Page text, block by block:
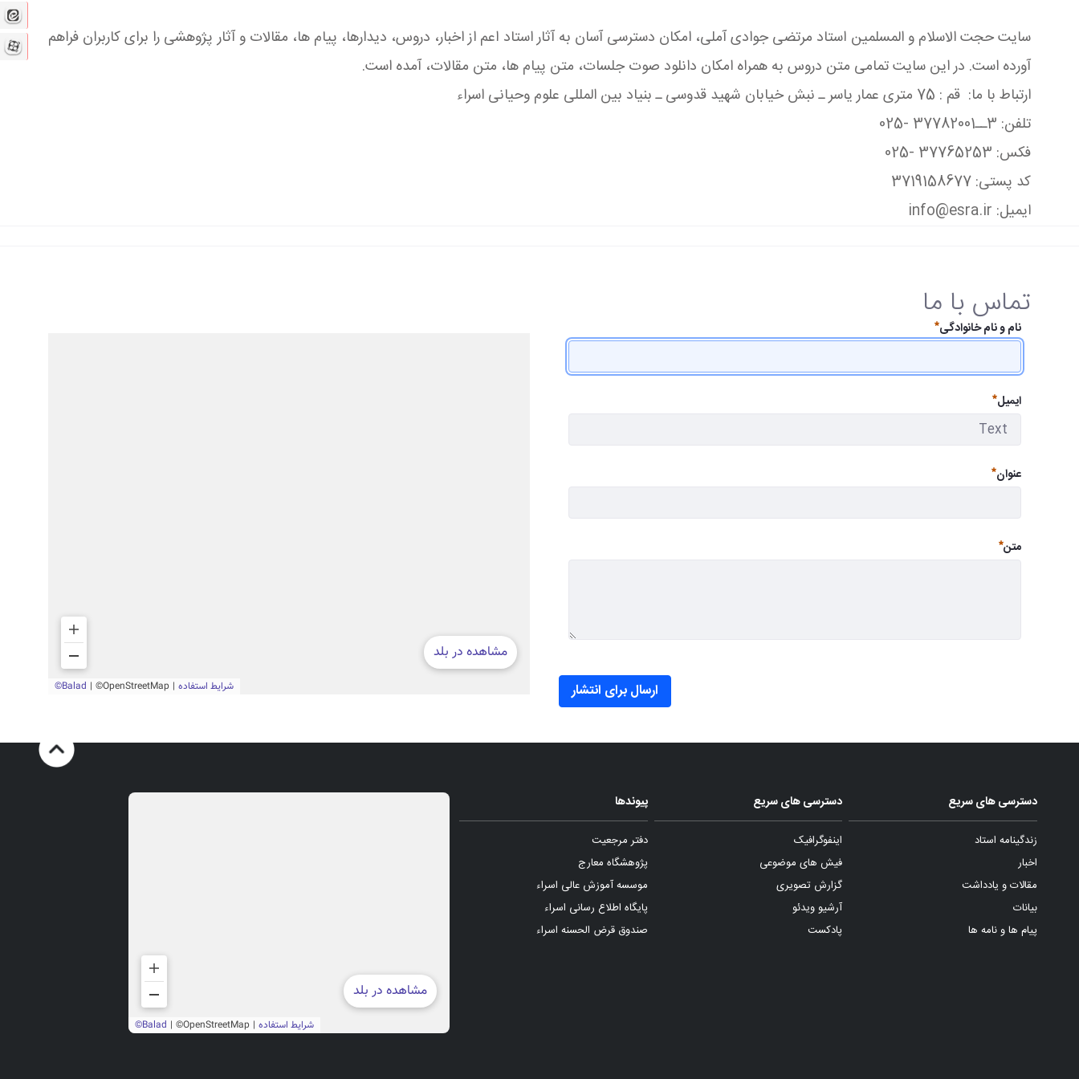
سایت حجت الاسلام و المسلمین استاد مرتضی جوادی آملی، امکان دسترسی آسان به آثار استاد اعم از اخبار، دروس، دیدارها، پیام ها، مقالات و آثار پژوهشی را برای کاربران فراهم
آورده است. در این سایت تمامی متن دروس به همراه امکان دانلود صوت جلسات، متن پیام ها، متن مقالات، آمده است.
ارتباط با ما: قم : 75 متری عمار یاسر ـ نبش خیابان شهید قدوسی ـ بنیاد بین المللی علوم وحیانی اسراء
تلفن: 3ــ37782001 -025
فکس: 37765253 -025
کد پستی: 3719158677
ایمیل: info@esra.ir
تماس با ما
نام و نام خانوادگی
ضروری
ایمیل
عنوان
متن
ارسال برای انتشار
دسترسی های سریع
زندگینامه استاد
اخبار
مقالات و یادداشت
بیانات
پیام ها و نامه ها
دسترسی های سریع
اینفوگرافیک
فیش های موضوعی
گزارش تصویری
آرشیو ویدئو
پادکست
پیوندها
دفتر مرجعیت
پژوهشگاه معارج
موسسه آموزش عالی اسراء
پایگاه اطلاع رسانی اسراء
صندوق قرض الحسنه اسراء